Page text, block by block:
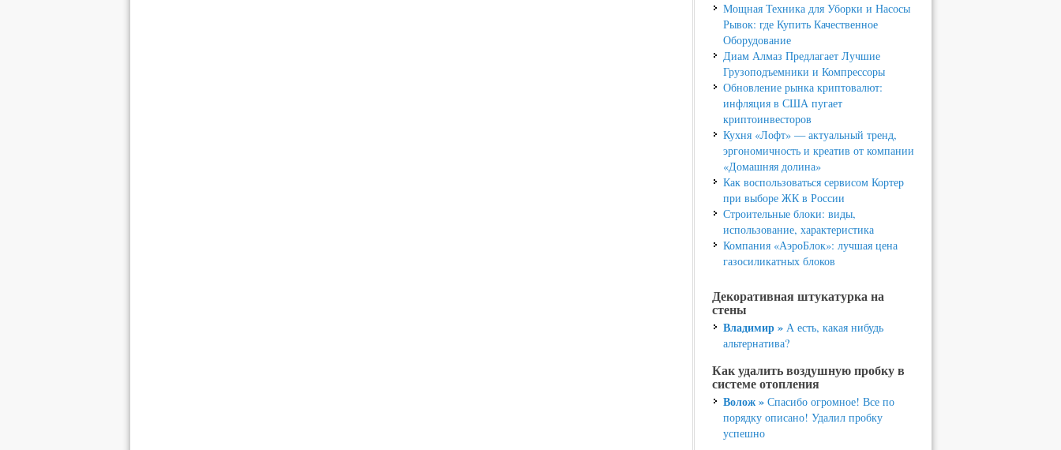
Мощная Техника для Уборки и Насосы
Рывок: где Купить Качественное
Оборудование
Диам Алмаз Предлагает Лучшие
Грузоподъемники и Компрессоры
Обновление рынка криптовалют:
инфляция в США пугает
криптоинвесторов
Кухня «Лофт» — актуальный тренд,
эргономичность и креатив от компании
«Домашняя долина»
Как воспользоваться сервисом Кортер
при выборе ЖК в России
Строительные блоки: виды,
использование, характеристика
Компания «АэроБлок»: лучшая цена
газосиликатных блоков
Декоративная штукатурка на
стены
Владимир »А есть, какая нибудь
альтернатива?
Как удалить воздушную пробку в
системе отопления
Волож »Спасибо огромное! Все по
порядку описано! Удалил пробку
успешно